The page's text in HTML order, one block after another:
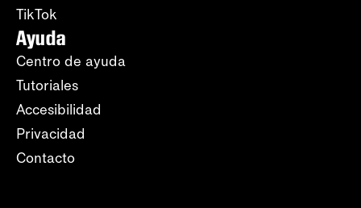
TikTok
Ayuda
Centro de ayuda
Tutoriales
Accesibilidad
Privacidad
Contacto